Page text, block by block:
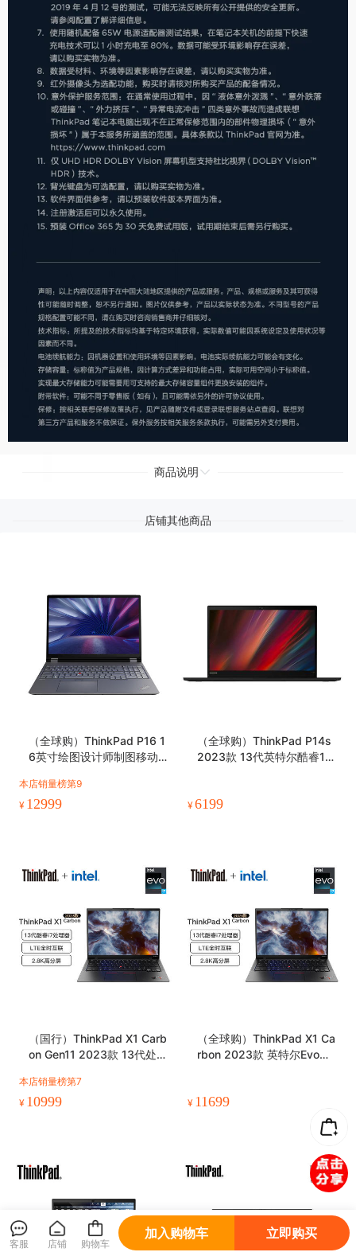
商品说明
店铺其他商品
（全球购）ThinkPad P16 1
6英寸绘图设计师制图移动
本店销量榜第9
¥ 12999
（全球购）ThinkPad P14s
2023款 13代英特尔酷睿14
¥6199
（国行）ThinkPad X1 Carb
on Gen11 2023款 13代处理
本店销量榜第7
¥ 10999
（全球购）ThinkPad X1 Ca
rbon 2023款 英特尔Evo平
¥ 11699
客服 店铺 购物车
加入购物车 立即购买